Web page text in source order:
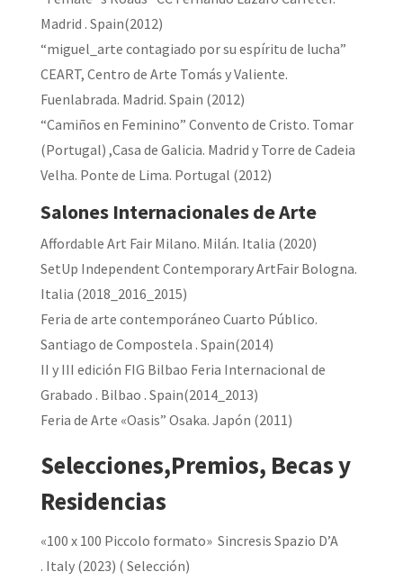
Madrid . Spain(2012)
“miguel_arte contagiado por su espíritu de lucha”
CEART, Centro de Arte Tomás y Valiente.
Fuenlabrada. Madrid. Spain (2012)
“Camiños en Feminino” Convento de Cristo. Tomar
(Portugal) ,Casa de Galicia. Madrid y Torre de Cadeia
Velha. Ponte de Lima. Portugal (2012)
Salones Internacionales de Arte
Affordable Art Fair Milano. Milán. Italia (2020)
SetUp Independent Contemporary ArtFair Bologna.
Italia (2018_2016_2015)
Feria de arte contemporáneo Cuarto Público.
Santiago de Compostela . Spain(2014)
II y III edición FIG Bilbao Feria Internacional de
Grabado . Bilbao . Spain(2014_2013)
Feria de Arte «Oasis” Osaka. Japón (2011)
Selecciones,Premios, Becas y
Residencias
«100 x 100 Piccolo formato» Sincresis Spazio D’A
. Italy (2023) ( Selección)